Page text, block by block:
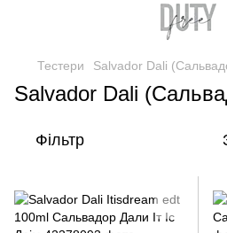
Тестери Salvador Dali
Salvador Dali
Фільтр